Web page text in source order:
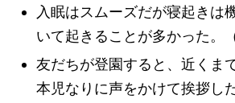
入眠はスムーズだが寝起きは
いて起きることが多かった。
友だちが登園すると、近くま
本児なりに声をかけて挨拶し